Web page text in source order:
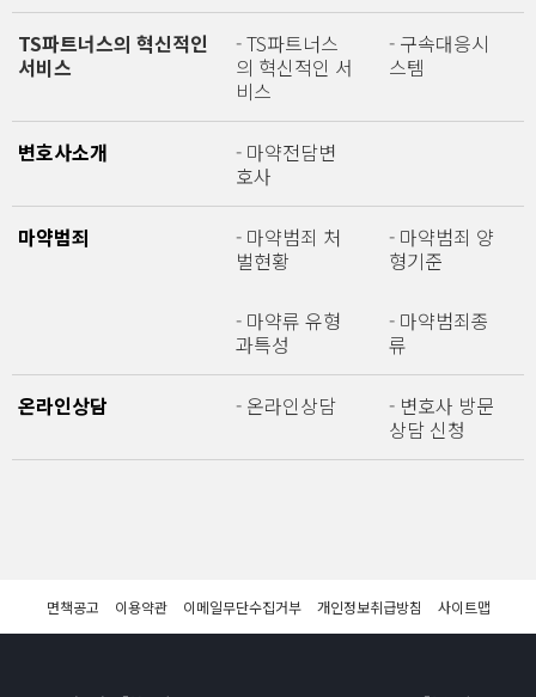
TS파트너스의 혁신적인
서비스
- TS파트너스
의 혁신적인 서
비스
- 구속대응시
스템
변호사소개
- 마약전담변
호사
마약범죄
- 마약범죄 처
벌현황
- 마약범죄 양
형기준
- 마약류 유형
과특성
- 마약범죄종
류
온라인상담 - 온라인상담
- 변호사 방문
상담 신청
면책공고 이용약관 이메일무단수집거부 개인정보취급방침 사이트맵